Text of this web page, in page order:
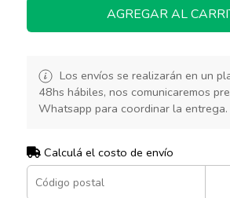
AGREGAR AL
Los envíos se realizarán en un
48hs hábiles, nos comunicaremos
Whatsapp para coordinar la entrega.
Calculá el costo de envío